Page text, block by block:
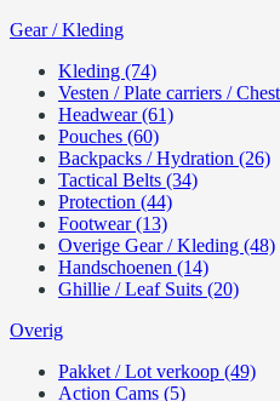
Gear / Kleding
Kleding (74)
Vesten / Plate carriers /
Headwear (61)
Pouches (60)
Backpacks / Hydration (26)
Tactical Belts (34)
Protection (44)
Footwear (13)
Overige Gear / Kleding (48)
Handschoenen (14)
Ghillie / Leaf Suits (20)
Overig
Pakket / Lot verkoop (49)
Action Cams (5)